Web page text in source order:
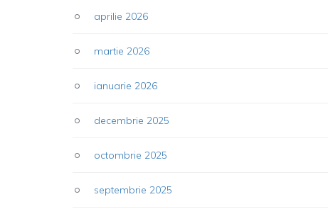
aprilie 2026
martie 2026
ianuarie 2026
decembrie 2025
octombrie 2025
septembrie 2025